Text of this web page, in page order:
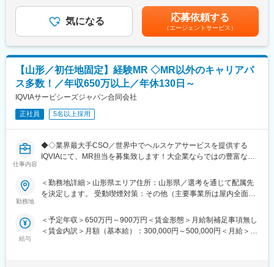
最新のIoT技術に注力しており、これまで人の手でアナログに行わ
れていた薬剤管理を、全自動で管理、調整、計測、分包まで対応
可能にしました。当社の製品やシステムが、24時間止めてはなら
ない医療現場の安心安全や、医療従事者の負担軽減に大きく貢献
しています。
◆高いシェアを持つ製品：
調剤というニッチな分野で、業界トップクラスのシェアを誇る製
品が多数あります。寡占市場だからこそ、競合製品を使っている
顧客からいかにシェアを獲得するか試行錯誤する面白さがありま
す。
■特別報酬について：
施設運営への貢献やチームワーク、売上への寄与など多角的に
ンを高められる制度です。努力が収入アップに直結する環境で、
自分の可能性を広げてみませんか。
■働く環境：
お客様はもちろん、一緒に働く仲間同士の信頼関係も大切にして
いる職場です。困った時は自然と助け合い、喜びはみんなで共
有。人を思いやる文化が根付いており、「この仲間と働けて良か
った」と思える環境です。人間関係が良く、長く働きたくなる職
場を目指しています。
また、私たちは「安心して長く働ける職場づくり」を大切にして
や家庭環境の変化にも柔軟に対応。結婚や出産、介護など、ライ
フイベントを迎えても働き続けられるサポート体制が整っていま
■当社の魅力：
平均24.7万円（最高額75万円）※2025年6月支給実績▼下記別途支
給通勤手当年末年始手当：380円/時※12/30 0時～1/3 24時賃金は
あくまでも目安の金額であり、選考を通じて上下する可能性があ
ります。月給(月額)は固定手当を含めた表記です。
気になる 応募依頼する
（エージェントサービス）
【山形／初任地固定】経験MR ◇MR以外のキャリアパ
ス多数！／年収650万以上／年休130日～
IQVIAサービシーズジャパン合同会社
正社員 5名以上採用
仕事内容
◆◇業界最大手CSO／世界中でヘルスケアサービスを提供する
IQVIAにて、MR担当を募集致します！大企業ならではの豊富なキ
【具体的な業務詳細】
いただきます。
・担当エリアの訪問医療施設のターゲティング、担当医療施設へ
勤務地
＜勤務地詳細＞山形県エリア住所：山形県／選考を通じて配属先
を決定します。 受動喫煙対策：その他（主要事業所は屋内全面禁
給与
＜予定年収＞650万円～900万円＜賃金形態＞月給制補足事項無し
＜賃金内訳＞月額（基本給）：300,000円～500,000円＜月給＞